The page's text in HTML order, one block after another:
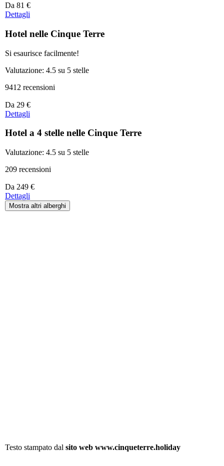
Prezzo
a
da
Da 81 €
Dettagli
Hotel nelle Cinque Terre
Si esaurisce facilmente!
Valutazione: 4.5 su 5 stelle
9412 recensioni
Prezzo
a
da
Da 29 €
Dettagli
Hotel a 4 stelle nelle Cinque Terre
Valutazione: 4.5 su 5 stelle
209 recensioni
Prezzo
a
partire
da
Da 249 €
Dettagli
Mostra altri alberghi
Testo stampato dal sito web www.cinqueterre.holiday